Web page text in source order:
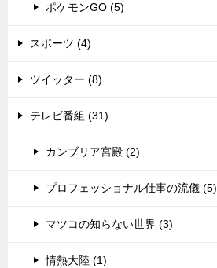
ポケモンGO (5)
スポーツ (4)
ツイッター (8)
テレビ番組 (31)
カンブリア宮殿 (2)
プロフェッショナル仕事の流儀 (5)
マツコの知らない世界 (3)
情熱大陸 (1)